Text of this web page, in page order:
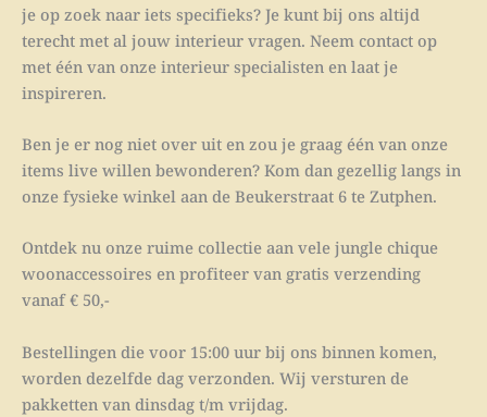
je op zoek naar iets specifieks? Je kunt bij ons altijd
terecht met al jouw interieur vragen. Neem contact op
met één van onze interieur specialisten en laat je
inspireren.
Ben je er nog niet over uit en zou je graag één van onze
items live willen bewonderen? Kom dan gezellig langs in
onze fysieke winkel aan de Beukerstraat 6 te Zutphen.
Ontdek nu onze ruime collectie aan vele jungle chique
woonaccessoires en profiteer van gratis verzending
vanaf € 50,-
Bestellingen die voor 15:00 uur bij ons binnen komen,
worden dezelfde dag verzonden. Wij versturen de
pakketten van dinsdag t/m vrijdag.